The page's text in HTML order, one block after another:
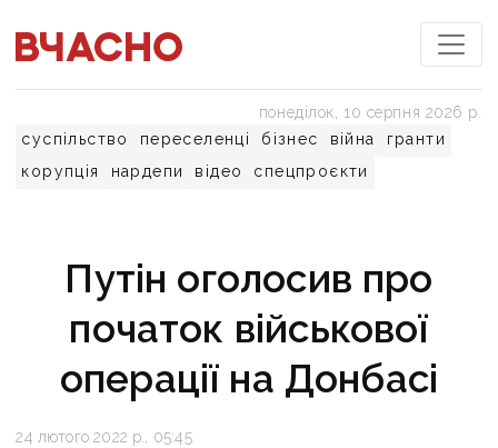
суспільство переселенці бізнес війна
гранти
корупція
нардепи відео спецпроєкти
понеділок, 10 серпня 2026 р.
Путін оголосив про
початок військової
операції на Донбасі
24 лютого 2022 р., 05:45